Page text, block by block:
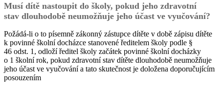
Musí dítě nastoupit do školy, pokud jeho zdravotní
stav dlouhodobě neumožňuje jeho účast ve vyučování?
Požádá-li o to písemně zákonný zástupce dítěte v době zápisu dítěte
k povinné školní docházce stanovené ředitelem školy podle §
46 odst. 1, odloží ředitel školy začátek povinné školní docházky
o 1 školní rok, pokud zdravotní stav dítěte dlouhodobě neumožňuje
jeho účast ve vyučování a tato skutečnost je doložena doporučujícím
posouzením